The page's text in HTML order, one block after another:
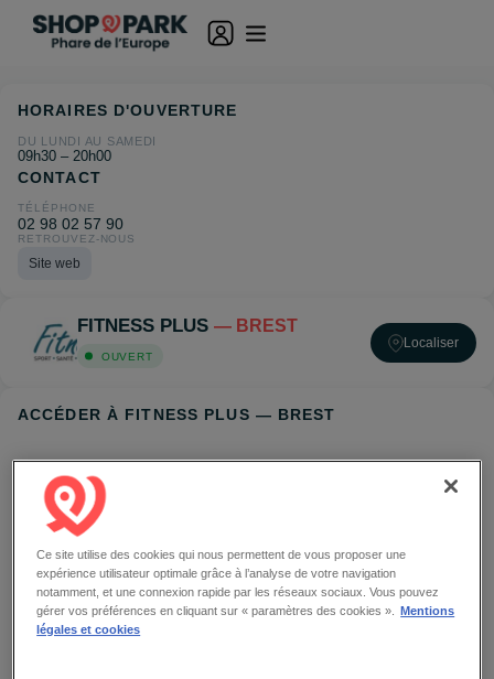
FITNESS PLUS — BREST
OUVERT
Localiser
ACCÉDER À FITNESS PLUS — BREST
HORAIRES D'OUVERTURE
DU LUNDI AU SAMEDI
09h30 – 20h00
CONTACT
TÉLÉPHONE
02 98 02 57 90
RETROUVEZ-NOUS
Site web
Ce site utilise des cookies qui nous permettent de vous proposer une
expérience utilisateur optimale grâce à l’analyse de votre navigation
notamment, et une connexion rapide par les réseaux sociaux. Vous pouvez
gérer vos préférences en cliquant sur « paramètres des cookies ».
Mentions
légales et cookies